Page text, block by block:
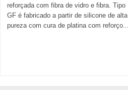
reforçada com fibra de vidro e fibra. Tipo
GF é fabricado a partir de silicone de alta
pureza com cura de platina com reforço...